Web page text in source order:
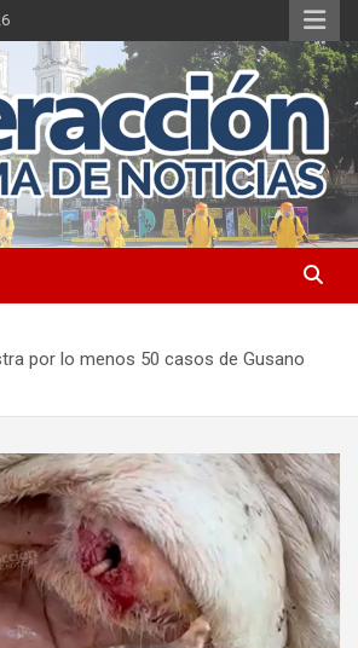
por lo menos 50 casos de Gusano